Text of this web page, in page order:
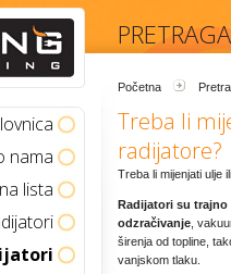
Početna
nama
lista
Treba li
radijatore?
Treba li mijenjati ulje
Radijatori su
odzračivanje ,
širenja od topline,
vanjskom tlaku.